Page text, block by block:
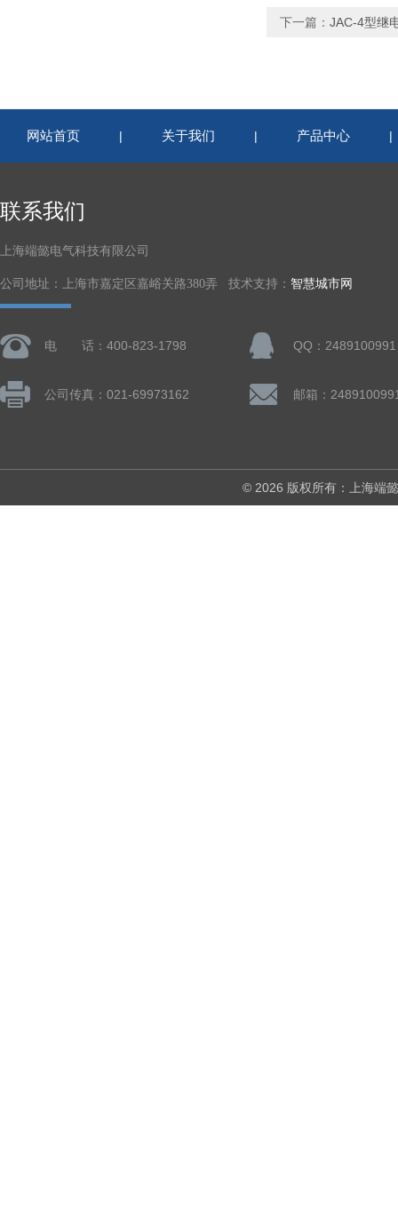
下一篇： JAC-4型继
网站首页 | 关于我们 | 产品中心
联系我们
上海端懿电气科技有限公司
公司地址：上海市嘉定区嘉峪关路380弄 技术支持： 智慧城市网
电 话：400-823-1798 QQ：2489100991
公司传真：021-69973162 邮箱：
© 2026 版权所有：上海端